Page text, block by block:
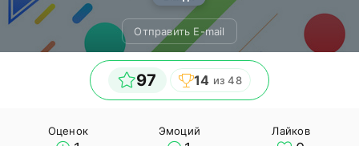
Отправить E-mail
97 14 из 48
Оценок Эмоций Лайков